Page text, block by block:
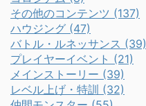
その他のコンテンツ (137)
ハウジング (47)
バトル・ルネッサンス (39)
プレイヤーイベント (21)
メインストーリー (39)
レベル上げ・特訓 (32)